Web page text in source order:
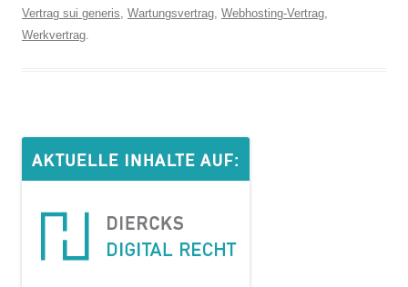
Vertrag sui generis, Wartungsvertrag, Webhosting-Vertrag,
Werkvertrag.